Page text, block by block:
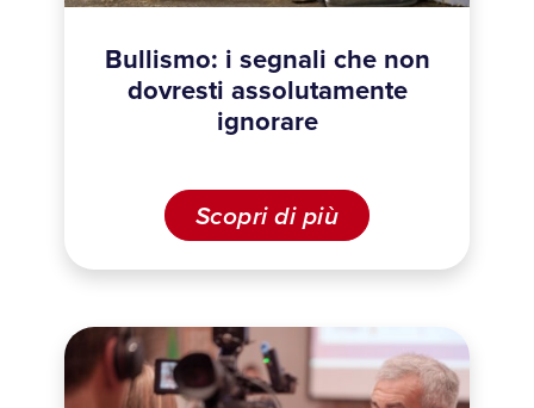
Bullismo: i segnali che non
dovresti assolutamente
ignorare
Scopri di più